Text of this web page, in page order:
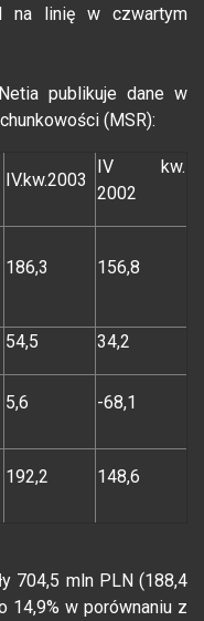
na linię w czwartym
publikuje dane w
(MSR):
IV.kw.2003
IV kw.
2002
186,3 156,8
54,5 34,2
5,6 -68,1
192,2 148,6
704,5 mln PLN (188,4
14,9% w porównaniu z